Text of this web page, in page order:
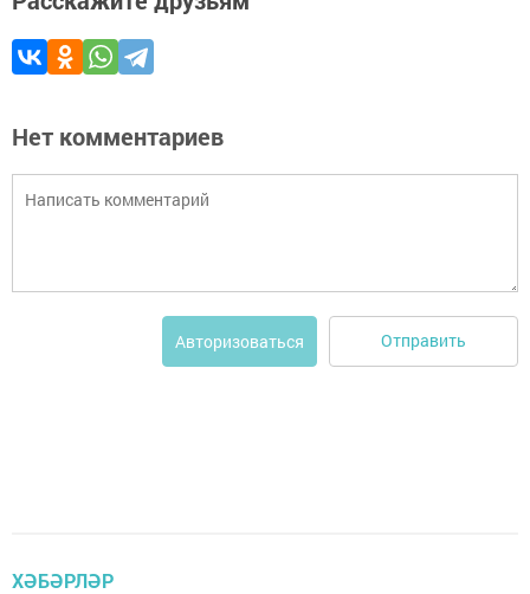
Нет комментариев
Авторизоваться Отправить
ХӘБӘРЛӘР